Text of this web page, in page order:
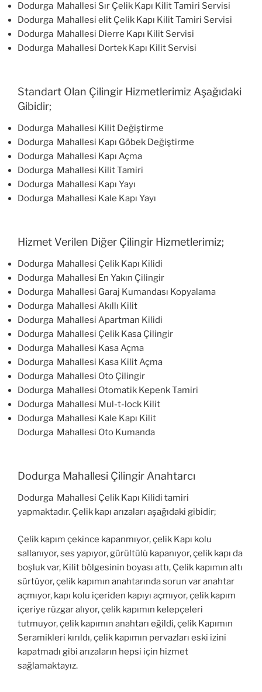
Dodurga Mahallesi Sır Çelik Kapı Kilit Tamiri Servisi
Dodurga Mahallesi elit Çelik Kapı Kilit Tamiri Servisi
Dodurga Mahallesi Dierre Kapı Kilit Servisi
Dodurga Mahallesi Dortek Kapı Kilit Servisi
Standart Olan Çilingir Hizmetlerimiz Aşağıdaki
Gibidir;
Dodurga Mahallesi Kilit Değiştirme
Dodurga Mahallesi Kapı Göbek Değiştirme
Dodurga Mahallesi Kapı Açma
Dodurga Mahallesi Kilit Tamiri
Dodurga Mahallesi Kapı Yayı
Dodurga Mahallesi Kale Kapı Yayı
Hizmet Verilen Diğer Çilingir Hizmetlerimiz;
Dodurga Mahallesi Çelik Kapı Kilidi
Dodurga Mahallesi En Yakın Çilingir
Dodurga Mahallesi Garaj Kumandası Kopyalama
Dodurga Mahallesi Akıllı Kilit
Dodurga Mahallesi Apartman Kilidi
Dodurga Mahallesi Çelik Kasa Çilingir
Dodurga Mahallesi Kasa Açma
Dodurga Mahallesi Kasa Kilit Açma
Dodurga Mahallesi Oto Çilingir
Dodurga Mahallesi Otomatik Kepenk Tamiri
Dodurga Mahallesi Mul-t-lock Kilit
Dodurga Mahallesi Kale Kapı Kilit
Dodurga Mahallesi Oto Kumanda
Dodurga Mahallesi Çilingir Anahtarcı
Dodurga Mahallesi Çelik Kapı Kilidi tamiri
yapmaktadır. Çelik kapı arızaları aşağıdaki gibidir;
Çelik kapım çekince kapanmıyor, çelik Kapı kolu
sallanıyor, ses yapıyor, gürültülü kapanıyor, çelik kapı da
boşluk var, Kilit bölgesinin boyası attı, Çelik kapımın altı
sürtüyor, çelik kapımın anahtarında sorun var anahtar
açmıyor, kapı kolu içeriden kapıyı açmıyor, çelik kapım
içeriye rüzgar alıyor, çelik kapımın kelepçeleri
tutmuyor, çelik kapımın anahtarı eğildi, çelik Kapımın
Seramikleri kırıldı, çelik kapımın pervazları eski izini
kapatmadı gibi arızaların hepsi için hizmet
sağlamaktayız.